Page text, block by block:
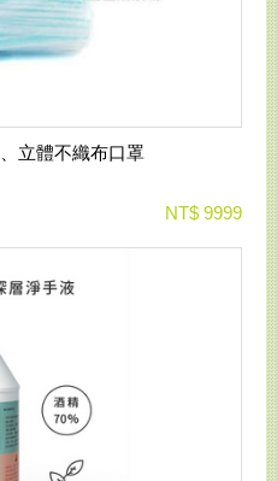
立體不織布口罩
NT$ 9999